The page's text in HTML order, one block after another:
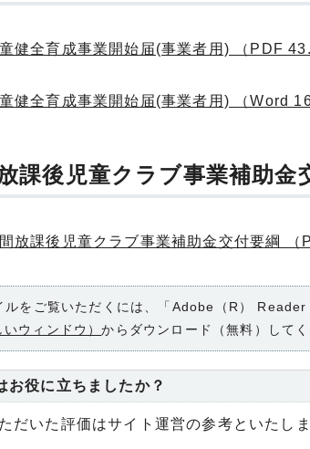
健全育成事業開始届(事業者用) （PDF
健全育成事業開始届(事業者用) （Word
課後児童クラブ事業補助金
放課後児童クラブ事業補助金交付要綱 （
ルをご覧いただくには、「Adobe（R）
いウィンドウ）からダウンロード（無料）してく
お役に立ちましたか？
だいた評価はサイト運営の参考といたしま